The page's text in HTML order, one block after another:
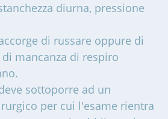
diurna, pressione
di russare oppure di
mancanza di respiro
sottoporre ad un
per cui l'esame rientra